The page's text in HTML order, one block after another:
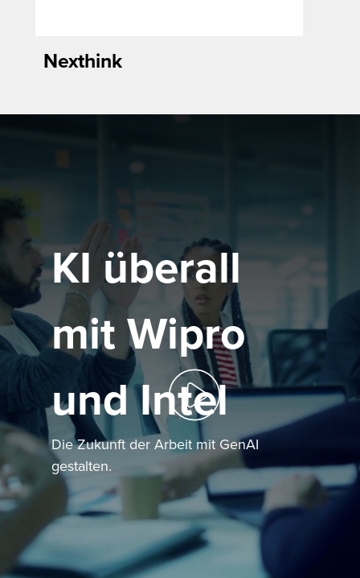
Nexthink
KI überall
mit Wipro
und Intel
Die Zukunft der Arbeit mit GenAI
gestalten.